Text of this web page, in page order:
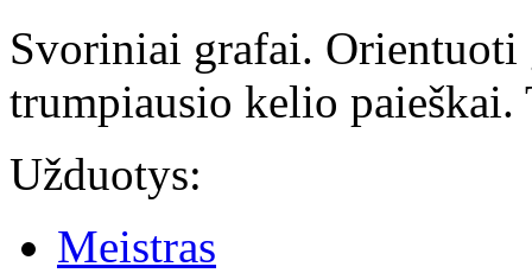
Svoriniai grafai.
trumpiausio kelio
Užduotys:
Meistras